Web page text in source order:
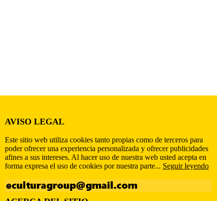
AVISO LEGAL
Este sitio web utiliza cookies tanto propias como de terceros para
poder ofrecer una experiencia personalizada y ofrecer publicidades
afines a sus intereses. Al hacer uso de nuestra web usted acepta en
forma expresa el uso de cookies por nuestra parte... Seguir leyendo